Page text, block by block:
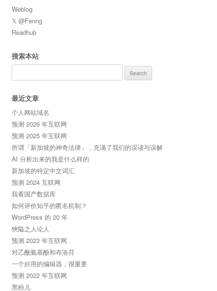
Weblog
𝕏 @Fenng
Readhub
搜索本站
for:
最近文章
个人网站域名
预测 2026 年互联网
预测 2025 年互联网
所谓「新加坡的神奇法律」，充满了我们的误读与误解
AI 分析出来的我是什么样的
新加坡的特定中文词汇
预测 2024 互联网
我看国产数据库
如何评价知乎的匿名机制？
WordPress 的 20 年
狹隘之人论人
预测 2023 年互联网
对乙酰氨基酚和布洛芬
一个好用的编辑器，很重要
预测 2022 年互联网
黑粉儿